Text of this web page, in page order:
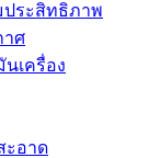
ประสิทธิภาพ
าศ
เครื่อง
ะอาด